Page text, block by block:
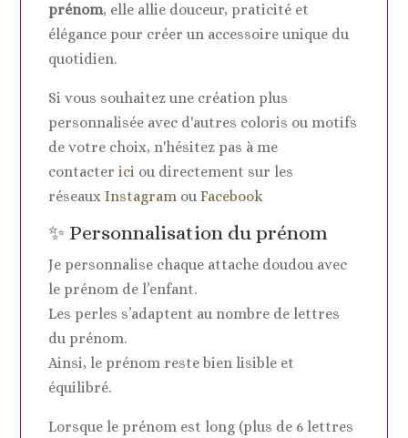
prénom, elle allie douceur, praticité et
élégance pour créer un accessoire unique du
quotidien.
Si vous souhaitez une création plus
personnalisée avec d'autres coloris ou motifs
de votre choix, n'hésitez pas à me
contacterici ou directement sur les
réseauxInstagram ouFacebook
✨ Personnalisation du prénom
Je personnalise chaque attache doudou avec
le prénom de l’enfant.
Les perles s’adaptent au nombre de lettres
du prénom.
Ainsi, le prénom reste bien lisible et
équilibré.
Lorsque le prénom est long (plus de 6 lettres